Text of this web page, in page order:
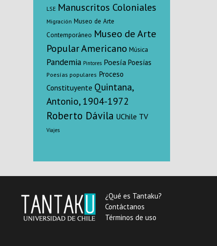
LSE Manuscritos Coloniales
Migración Museo de Arte
Contemporáneo Museo de Arte
Popular Americano Música
Pandemia Pintores Poesía Poesías
Poesías populares Proceso
Constituyente Quintana,
Antonio, 1904-1972
Roberto Dávila UChile TV
Viajes
¿Qué es Tantaku?
Contáctanos
Términos de uso